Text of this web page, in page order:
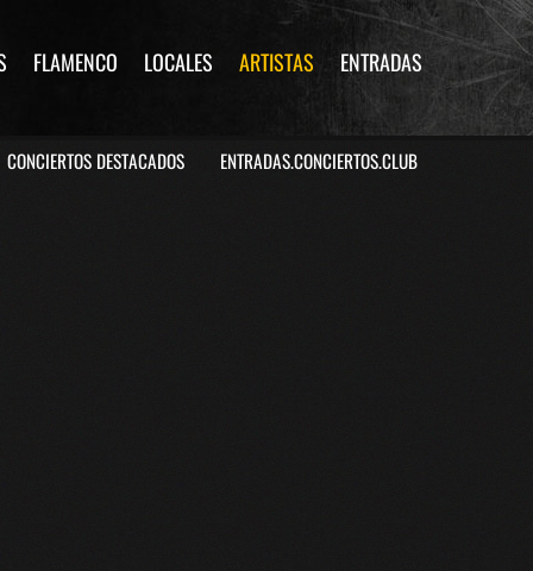
FLAMENCO LOCALES ARTISTAS ENTRADAS
CONCIERTOS DESTACADOS ENTRADAS.CONCIERTOS.CLUB